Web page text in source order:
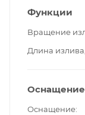
Функции
Вращение
Длина
Оснащение
Оснащение